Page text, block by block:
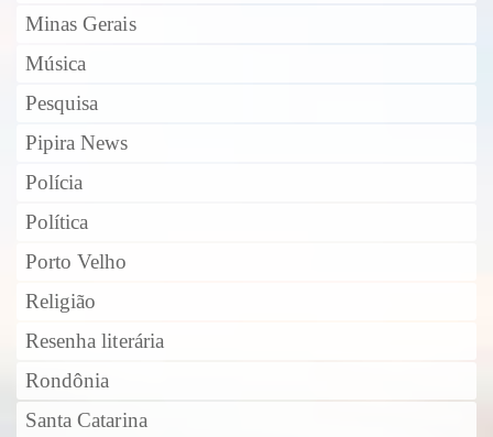
Minas Gerais
Música
Pesquisa
Pipira News
Polícia
Política
Porto Velho
Religião
Resenha literária
Rondônia
Santa Catarina